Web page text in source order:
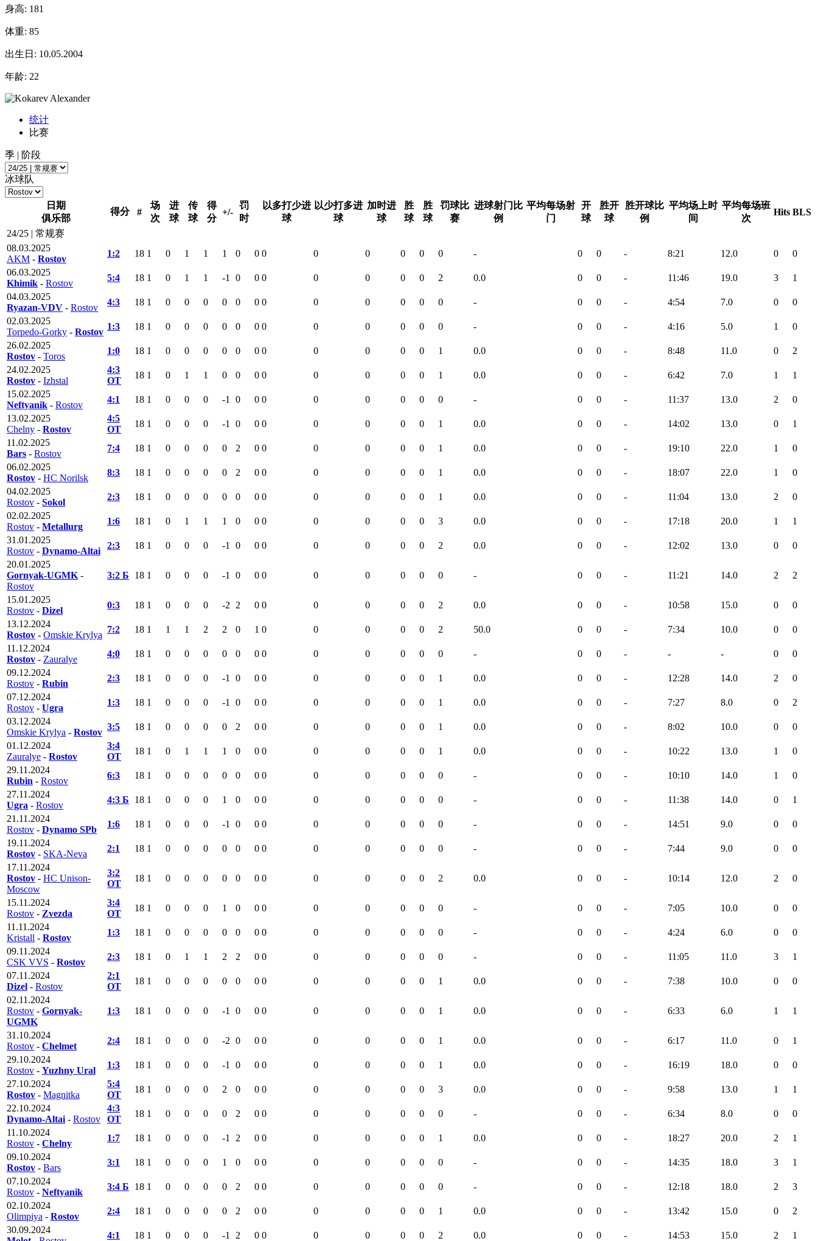
身高: 181
体重: 85
出生日: 10.05.2004
年龄: 22
统计
比赛
季 | 阶段
冰球队
日期
俱乐部
得分 #
场
次
进
球
传
球
得
分
+/-
罚
时
以多打少进
球
以少打多进
球
加时进
球
胜
球
胜
球
罚球比
赛
进球射门比
例
平均每场射
门
开
球
胜开
球
胜开球比
例
平均场上时
间
平均每场班
次
Hits BLS
24/25 | 常规赛
08.03.2025
AKM - Rostov
1:2 18 1 0 1 1 1 0 0 0 0 0 0 0 0 - 0 0 - 8:21 12.0 0
0
06.03.2025
Khimik - Rostov
5:4 18 1 0 1 1 -1 0 0 0 0 0 0 0 2 0.0 0 0 - 11:46 19.0 3
1
04.03.2025
Ryazan-VDV - Rostov
4:3 18 1 0 0 0 0 0 0 0 0 0 0 0 0 - 0 0 - 4:54 7.0 0
0
02.03.2025
Torpedo-Gorky - Rostov
1:3 18 1 0 0 0 0 0 0 0 0 0 0 0 0 - 0 0 - 4:16 5.0 1
0
26.02.2025
Rostov - Toros
1:0 18 1 0 0 0 0 0 0 0 0 0 0 0 1 0.0 0 0 - 8:48 11.0 0
2
24.02.2025
Rostov - Izhstal
4:3
ОТ
18 1 0 1 1 0 0 0 0 0 0 0 0 1 0.0 0 0 - 6:42 7.0 1
1
15.02.2025
Neftyanik - Rostov
4:1 18 1 0 0 0 -1 0 0 0 0 0 0 0 0 - 0 0 - 11:37 13.0 2
0
13.02.2025
Chelny - Rostov
4:5
ОТ
18 1 0 0 0 -1 0 0 0 0 0 0 0 1 0.0 0 0 - 14:02 13.0 0
1
11.02.2025
Bars - Rostov
7:4 18 1 0 0 0 0 2 0 0 0 0 0 0 1 0.0 0 0 - 19:10 22.0 1
0
06.02.2025
Rostov - HC Norilsk
8:3 18 1 0 0 0 0 2 0 0 0 0 0 0 1 0.0 0 0 - 18:07 22.0 1
0
04.02.2025
Rostov - Sokol
2:3 18 1 0 0 0 0 0 0 0 0 0 0 0 1 0.0 0 0 - 11:04 13.0 2
0
02.02.2025
Rostov - Metallurg
1:6 18 1 0 1 1 1 0 0 0 0 0 0 0 3 0.0 0 0 - 17:18 20.0 1
1
31.01.2025
Rostov - Dynamo-Altai
2:3 18 1 0 0 0 -1 0 0 0 0 0 0 0 2 0.0 0 0 - 12:02 13.0 0
0
20.01.2025
Gornyak-UGMK -
Rostov
3:2 Б 18 1 0 0 0 -1 0 0 0 0 0 0 0 0 - 0 0 - 11:21 14.0 2 2
15.01.2025
Rostov - Dizel
0:3 18 1 0 0 0 -2 2 0 0 0 0 0 0 2 0.0 0 0 - 10:58 15.0 0
0
13.12.2024
Rostov - Omskie Krylya
7:2 18 1 1 1 2 2 0 1 0 0 0 0 0 2 50.0 0 0 - 7:34 10.0 0
0
11.12.2024
Rostov - Zauralye
4:0 18 1 0 0 0 0 0 0 0 0 0 0 0 0 - 0 0 - - - 0
0
09.12.2024
Rostov - Rubin
2:3 18 1 0 0 0 -1 0 0 0 0 0 0 0 1 0.0 0 0 - 12:28 14.0 2
0
07.12.2024
Rostov - Ugra
1:3 18 1 0 0 0 -1 0 0 0 0 0 0 0 1 0.0 0 0 - 7:27 8.0 0
2
03.12.2024
Omskie Krylya - Rostov
3:5 18 1 0 0 0 0 2 0 0 0 0 0 0 1 0.0 0 0 - 8:02 10.0 0
0
01.12.2024
Zauralye - Rostov
3:4
ОТ
18 1 0 1 1 1 0 0 0 0 0 0 0 1 0.0 0 0 - 10:22 13.0 1
0
29.11.2024
Rubin - Rostov
6:3 18 1 0 0 0 0 0 0 0 0 0 0 0 0 - 0 0 - 10:10 14.0 1
0
27.11.2024
Ugra - Rostov
4:3 Б 18 1 0 0 0 1 0 0 0 0 0 0 0 0 - 0 0 - 11:38 14.0 0
1
21.11.2024
Rostov - Dynamo SPb
1:6 18 1 0 0 0 -1 0 0 0 0 0 0 0 0 - 0 0 - 14:51 9.0 0
0
19.11.2024
Rostov - SKA-Neva
2:1 18 1 0 0 0 0 0 0 0 0 0 0 0 0 - 0 0 - 7:44 9.0 0
0
17.11.2024
Rostov - HC Unison-
Moscow
3:2
ОТ
18 1 0 0 0 0 0 0 0 0 0 0 0 2 0.0 0 0 - 10:14 12.0 2 0
15.11.2024
Rostov - Zvezda
3:4
ОТ
18 1 0 0 0 1 0 0 0 0 0 0 0 0 - 0 0 - 7:05 10.0 0
0
11.11.2024
Kristall - Rostov
1:3 18 1 0 0 0 0 0 0 0 0 0 0 0 0 - 0 0 - 4:24 6.0 0
0
09.11.2024
CSK VVS - Rostov
2:3 18 1 0 1 1 2 2 0 0 0 0 0 0 0 - 0 0 - 11:05 11.0 3
1
07.11.2024
Dizel - Rostov
2:1
ОТ
18 1 0 0 0 0 0 0 0 0 0 0 0 1 0.0 0 0 - 7:38 10.0 0
0
02.11.2024
Rostov - Gornyak-
UGMK
1:3 18 1 0 0 0 -1 0 0 0 0 0 0 0 1 0.0 0 0 - 6:33 6.0 1 1
31.10.2024
Rostov - Chelmet
2:4 18 1 0 0 0 -2 0 0 0 0 0 0 0 1 0.0 0 0 - 6:17 11.0 0
1
29.10.2024
Rostov - Yuzhny Ural
1:3 18 1 0 0 0 -1 0 0 0 0 0 0 0 1 0.0 0 0 - 16:19 18.0 0
0
27.10.2024
Rostov - Magnitka
5:4
ОТ
18 1 0 0 0 2 0 0 0 0 0 0 0 3 0.0 0 0 - 9:58 13.0 1
1
22.10.2024
Dynamo-Altai - Rostov
4:3
ОТ
18 1 0 0 0 0 2 0 0 0 0 0 0 0 - 0 0 - 6:34 8.0 0
0
11.10.2024
Rostov - Chelny
1:7 18 1 0 0 0 -1 2 0 0 0 0 0 0 1 0.0 0 0 - 18:27 20.0 2
1
09.10.2024
Rostov - Bars
3:1 18 1 0 0 0 1 0 0 0 0 0 0 0 0 - 0 0 - 14:35 18.0 3
1
07.10.2024
Rostov - Neftyanik
3:4 Б 18 1 0 0 0 0 2 0 0 0 0 0 0 0 - 0 0 - 12:18 18.0 2
3
02.10.2024
Olimpiya - Rostov
2:4 18 1 0 0 0 0 2 0 0 0 0 0 0 1 0.0 0 0 - 13:42 15.0 0
2
30.09.2024
4:1 18 1 0 0 0 -1 2 0 0 0 0 0 0 2 0.0 0 0 - 14:53 15.0 2 1